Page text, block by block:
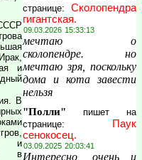
и
В
и
в
странице: Сколопендра
гигантская.
09.03.2026 15:33:13
мечтаю о
сколопендре. но
мечтаю зря, поскольку
дома и кота завести
нельзя
"Полли" пишет на
странице:
Паук
сенокосец.
03.09.2025 20:03:41
Интересно, очень и